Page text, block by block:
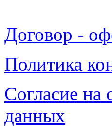
Договор -
Политика
Согласие на
данных